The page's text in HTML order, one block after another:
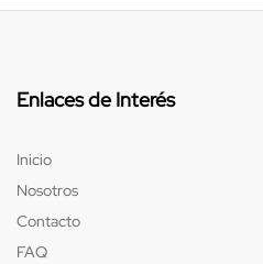
Enlaces de Interés
Inicio
Nosotros
Contacto
FAQ